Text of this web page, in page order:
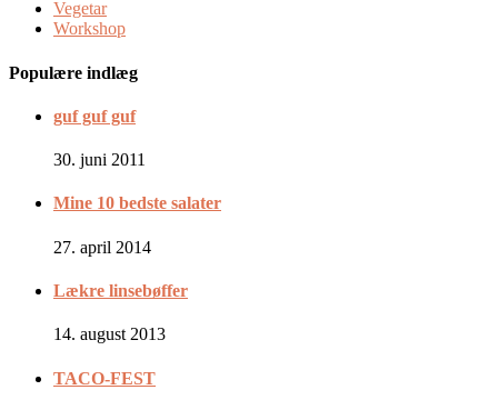
Vegetar
Workshop
Populære indlæg
guf guf guf
30. juni 2011
Mine 10 bedste salater
27. april 2014
Lækre linsebøffer
14. august 2013
TACO-FEST